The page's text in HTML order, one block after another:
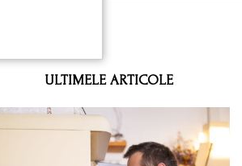
ULTIMELE ARTICOLE